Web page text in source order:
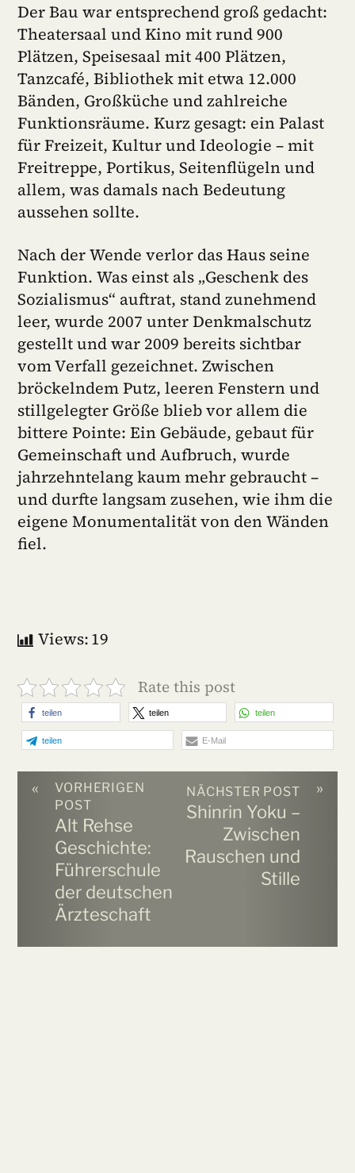
Der Bau war entsprechend groß gedacht:
Theatersaal und Kino mit rund 900
Plätzen, Speisesaal mit 400 Plätzen,
Tanzcafé, Bibliothek mit etwa 12.000
Bänden, Großküche und zahlreiche
Funktionsräume. Kurz gesagt: ein Palast
für Freizeit, Kultur und Ideologie – mit
Freitreppe, Portikus, Seitenflügeln und
allem, was damals nach Bedeutung
aussehen sollte.
Nach der Wende verlor das Haus seine
Funktion. Was einst als „Geschenk des
Sozialismus“ auftrat, stand zunehmend
leer, wurde 2007 unter Denkmalschutz
gestellt und war 2009 bereits sichtbar
vom Verfall gezeichnet. Zwischen
bröckelndem Putz, leeren Fenstern und
stillgelegter Größe blieb vor allem die
bittere Pointe: Ein Gebäude, gebaut für
Gemeinschaft und Aufbruch, wurde
jahrzehntelang kaum mehr gebraucht –
und durfte langsam zusehen, wie ihm die
eigene Monumentalität von den Wänden
fiel.
Views:19
Rate this post
teilen teilen teilen
teilen E-Mail
«
VORHERIGEN
POST
Alt Rehse
Geschichte:
Führerschule
der deutschen
Ärzteschaft
»
NÄCHSTER POST
Shinrin Yoku –
Zwischen
Rauschen und
Stille